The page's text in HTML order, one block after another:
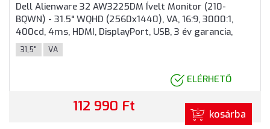
Dell Alienware 32 AW3225DM Ívelt Monitor (210-
BQWN) - 31.5" WQHD (2560x1440), VA, 16:9, 3000:1,
400cd, 4ms, HDMI, DisplayPort, USB, 3 év garancia,
Fekete színben
31,5" VA
ELÉRHETŐ
112 990 Ft kosárba